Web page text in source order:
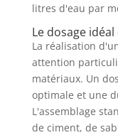
litres d'eau par
Le dosage
La réalisation
attention
matériaux. Un
optimale et une
L'assemblage
de ciment, de